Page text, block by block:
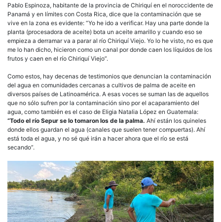
Pablo Espinoza, habitante de la provincia de Chiriquí en el noroccidente de
Panamá y en límites con Costa Rica, dice que la contaminación que se
vive en la zona es evidente: “Yo he ido a verificar. Hay una parte donde la
planta (procesadora de aceite) bota un aceite amarillo y cuando eso se
empieza a derramar va a parar al río Chiriquí Viejo. Yo lo he visto, no es que
me lo han dicho, hicieron como un canal por donde caen los líquidos de los
frutos y caen en el río Chiriquí Viejo”.
Como estos, hay decenas de testimonios que denuncian la contaminación
del agua en comunidades cercanas a cultivos de palma de aceite en
diversos países de Latinoamérica. A esas voces se suman las de aquellos
que no sólo sufren por la contaminación sino por el acaparamiento del
agua, como también es el caso de Eligia Natalia López en Guatemala:
“Todo el río Sepur se lo tomaron los de la palma. Ahí están los quineles
donde ellos guardan el agua (canales que suelen tener compuertas). Ahí
está toda el agua, y no sé qué irán a hacer ahora que el río se está
secando”.